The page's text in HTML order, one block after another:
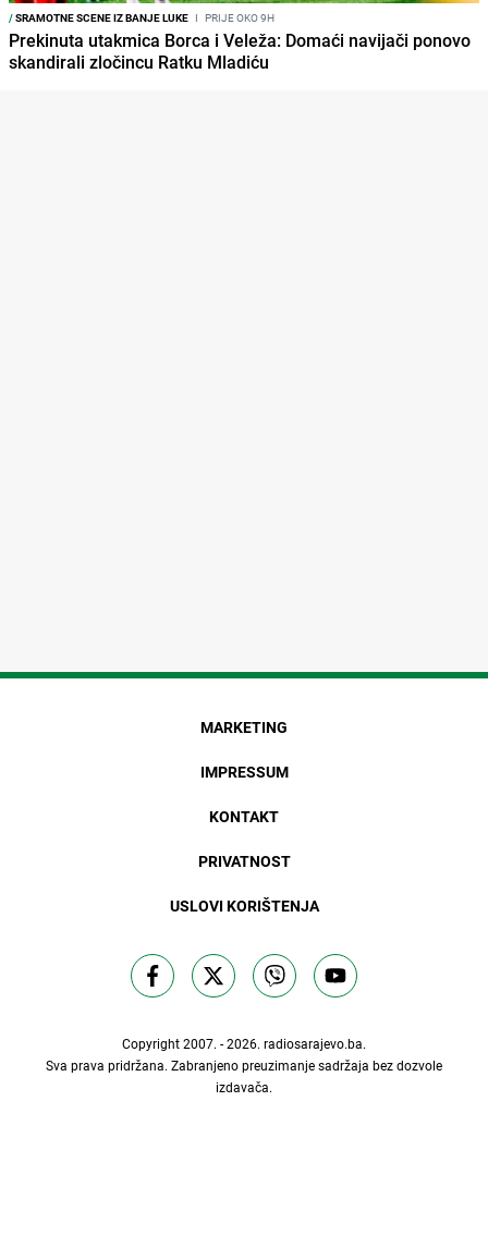
/SRAMOTNE SCENE IZ BANJE LUKE I PRIJE OKO 9H
Prekinuta utakmica Borca i Veleža: Domaći navijači ponovo
skandirali zločincu Ratku Mladiću
MARKETING
IMPRESSUM
KONTAKT
PRIVATNOST
USLOVI KORIŠTENJA
Copyright 2007. - 2026. radiosarajevo.ba.
Sva prava pridržana. Zabranjeno preuzimanje sadržaja bez dozvole
izdavača.